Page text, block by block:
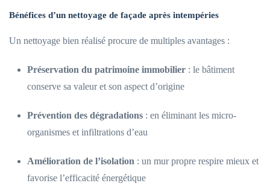
Bénéfices d’un nettoyage de façade après intempéries
Un nettoyage bien réalisé procure de multiples avantages :
Préservation du patrimoine immobilier : le bâtiment
conserve sa valeur et son aspect d’origine
Prévention des dégradations : en éliminant les micro-
organismes et infiltrations d’eau
Amélioration de l’isolation : un mur propre respire mieux et
favorise l’efficacité énergétique